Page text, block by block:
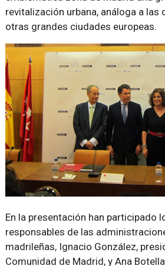
revitalización urbana, análoga a las
otras grandes ciudades europeas.
En la presentación han participado
responsables de las
madrileñas, Ignacio González,
Comunidad de Madrid, y Ana